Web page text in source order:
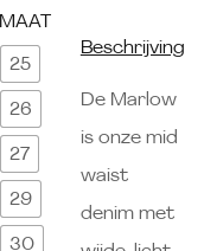
MAAT
25
26
27
29
30
Beschrijving
De Marlow
is onze mid
waist
denim met